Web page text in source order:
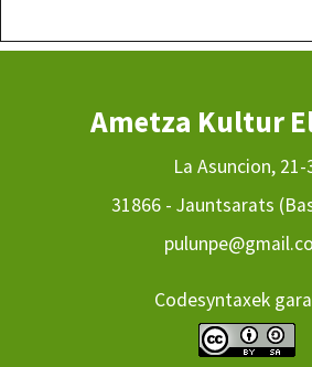
Ametza Kultur
La Asuncion, 21-
31866 - Jauntsarats
Codesyntaxek